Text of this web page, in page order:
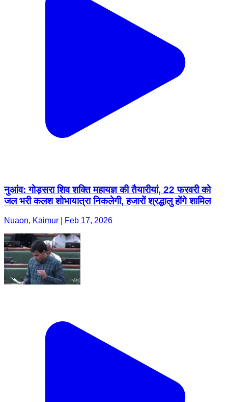
नुआंव: गोड़सरा शिव शक्ति महायज्ञ की तैयारीयां, 22 फरवरी को
जल भरी कलश शोभायात्रा निकलेगी, हजारों श्रद्धालु होंगे शामिल
Nuaon, Kaimur | Feb 17, 2026